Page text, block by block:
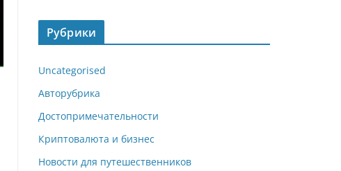
Рубрики
Uncategorised
Авторубрика
Достопримечательности
Криптовалюта и бизнес
Новости для путешественников